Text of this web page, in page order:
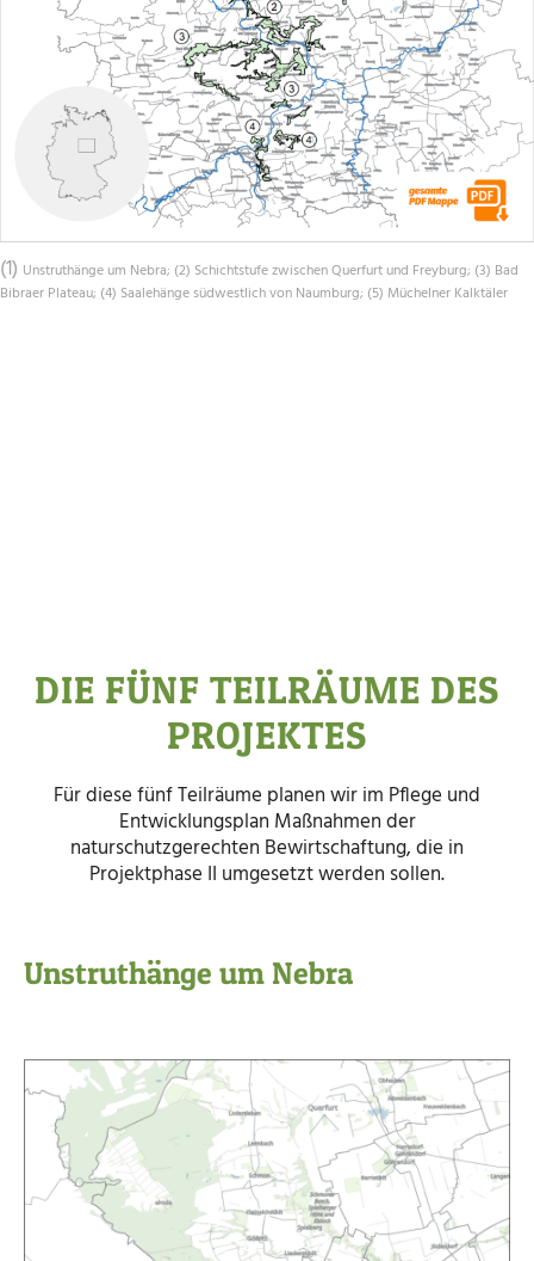
(1) Unstruthänge um Nebra; (2) Schichtstufe zwischen Querfurt und Freyburg; (3) Bad
Bibraer Plateau; (4) Saalehänge südwestlich von Naumburg; (5) Müchelner Kalktäler
DIE FÜNF TEILRÄUME DES
PROJEKTES
Für diese fünf Teilräume planen wir im Pflege und
Entwicklungsplan Maßnahmen der
naturschutzgerechten Bewirtschaftung, die in
Projektphase II umgesetzt werden sollen.
Unstruthänge um Nebra